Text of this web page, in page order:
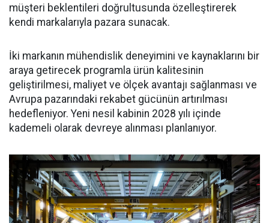
müşteri beklentileri doğrultusunda özelleştirerek
kendi markalarıyla pazara sunacak.
İki markanın mühendislik deneyimini ve kaynaklarını bir
araya getirecek programla ürün kalitesinin
geliştirilmesi, maliyet ve ölçek avantajı sağlanması ve
Avrupa pazarındaki rekabet gücünün artırılması
hedefleniyor. Yeni nesil kabinin 2028 yılı içinde
kademeli olarak devreye alınması planlanıyor.